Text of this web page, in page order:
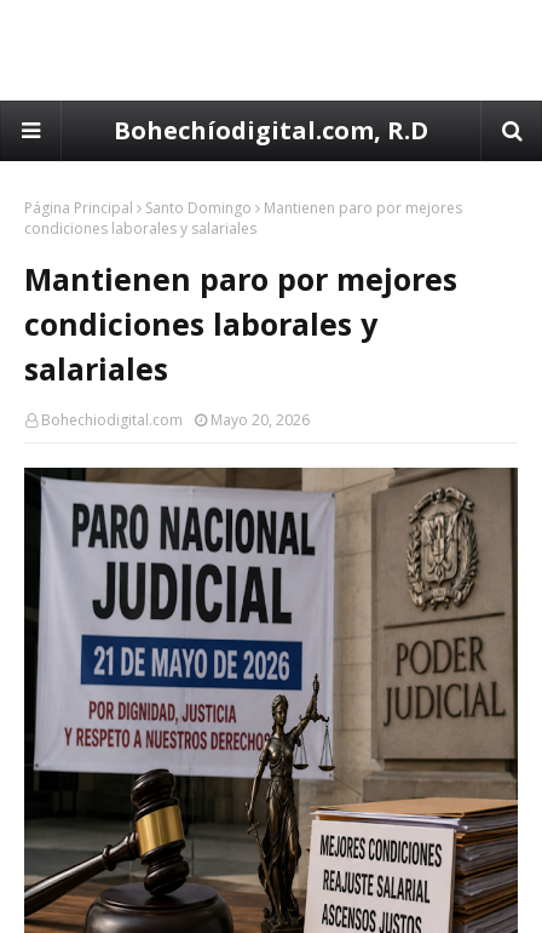
Bohechíodigital.com, R.D
Página Principal Santo Domingo
Mantienen paro por mejores
condiciones laborales y salariales
Mantienen paro por mejores
condiciones laborales y
salariales
Bohechiodigital.com Mayo 20, 2026